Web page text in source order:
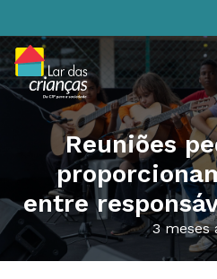
Reuniões
entre
3 meses